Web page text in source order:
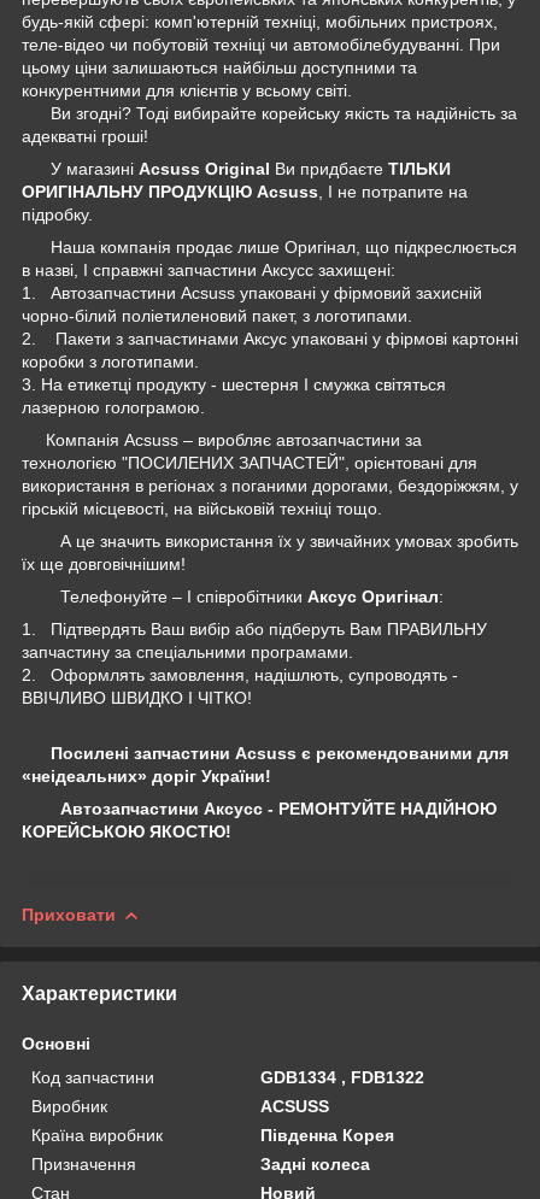
будь-якій сфері: комп'ютерній техніці, мобільних пристроях,
теле-відео чи побутовій техніці чи автомобілебудуванні. При
цьому ціни залишаються найбільш доступними та
конкурентними для клієнтів у всьому світі.
Ви згодні? Тоді вибирайте корейську якість та надійність за
адекватні гроші!
У магазині Acsuss Original Ви придбаєте ТІЛЬКИ
ОРИГІНАЛЬНУ ПРОДУКЦІЮ Acsuss , І не потрапите на
підробку.
Наша компанія продає лише Оригінал, що підкреслюється
в назві, І справжні запчастини Аксусс захищені:
1. Автозапчастини Acsuss упаковані у фірмовий захисній
чорно-білий поліетиленовий пакет, з логотипами.
2. Пакети з запчастинами Аксус упаковані у фірмові картонні
коробки з логотипами.
3. На етикетці продукту - шестерня І смужка світяться
лазерною голограмою.
Компанія Acsuss – виробляє автозапчастини за
технологією "ПОСИЛЕНИХ ЗАПЧАСТЕЙ", орієнтовані для
використання в регіонах з поганими дорогами, бездоріжжям, у
гірській місцевості, на військовій техніці тощо.
А це значить використання їх у звичайних умовах зробить
їх ще довговічнішим!
Телефонуйте – І співробітники Аксус Оригінал:
1. Підтвердять Ваш вибір або підберуть Вам ПРАВИЛЬНУ
запчастину за спеціальними програмами.
2. Оформлять замовлення, надішлють, супроводять -
ВВІЧЛИВО ШВИДКО І ЧІТКО!
Посилені запчастини Acsuss є рекомендованими для
«неідеальних» доріг України!
Автозапчастини Аксусс - РЕМОНТУЙТЕ НАДІЙНОЮ
КОРЕЙСЬКОЮ ЯКОСТЮ!
Приховати
Характеристики
Основні
Код запчастини
GDB1334 , FDB1322
Виробник
ACSUSS
Країна виробник
Південна Корея
Призначення
Задні колеса
Стан
Новий